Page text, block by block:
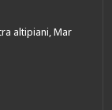
altipiani, Mar